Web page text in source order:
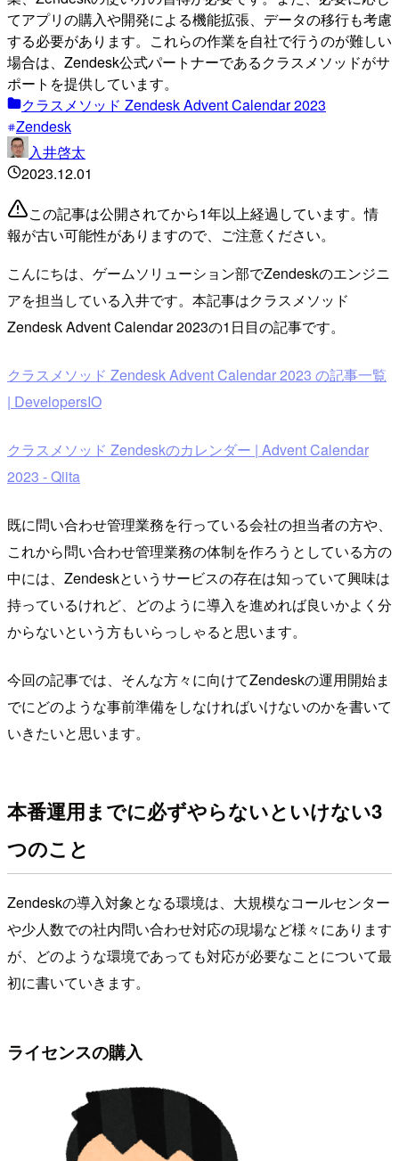
てアプリの購入や開発による機能拡張、データの移行も考慮
する必要があります。これらの作業を自社で行うのが難しい
場合は、Zendesk公式パートナーであるクラスメソッドがサ
ポートを提供しています。
クラスメソッド Zendesk Advent Calendar 2023
Zendesk
入井啓太
2023.12.01
この記事は公開されてから1年以上経過しています。情
報が古い可能性がありますので、ご注意ください。
こんにちは、ゲームソリューション部でZendeskのエンジニ
アを担当している入井です。本記事はクラスメソッド
Zendesk Advent Calendar 2023の1日目の記事です。
クラスメソッド Zendesk Advent Calendar 2023 の記事一覧
| DevelopersIO
クラスメソッド Zendeskのカレンダー | Advent Calendar
2023 - Qiita
既に問い合わせ管理業務を行っている会社の担当者の方や、
これから問い合わせ管理業務の体制を作ろうとしている方の
中には、Zendeskというサービスの存在は知っていて興味は
持っているけれど、どのように導入を進めれば良いかよく分
からないという方もいらっしゃると思います。
今回の記事では、そんな方々に向けてZendeskの運用開始ま
でにどのような事前準備をしなければいけないのかを書いて
いきたいと思います。
本番運用までに必ずやらないといけない3
つのこと
Zendeskの導入対象となる環境は、大規模なコールセンター
や少人数での社内問い合わせ対応の現場など様々にあります
が、どのような環境であっても対応が必要なことについて最
初に書いていきます。
ライセンスの購入